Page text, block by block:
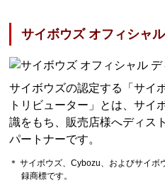
サイボウズ オフィシャ
サイボウズの認定する「サイ
トリビューター」とは、サイ
識をもち、販売店様へディス
パートナーです。
＊ サイボウズ、Cybozu、およびサイ
録商標です。